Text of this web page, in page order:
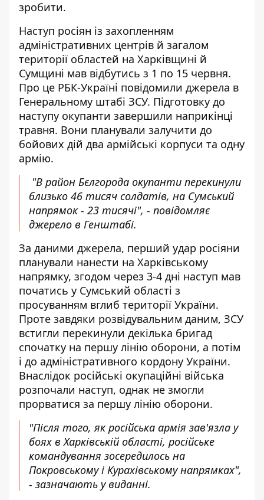
зробити.
Наступ росіян із захопленням
адміністративних центрів й загалом
території областей на Харківщині й
Сумщині мав відбутись з 1 по 15 червня.
Про це РБК-Україні повідомили джерела в
Генеральному штабі ЗСУ. Підготовку до
наступу окупанти завершили наприкінці
травня. Вони планували залучити до
бойових дій два армійські корпуси та одну
армію.
"В район Бєлгорода окупанти перекинули
близько 46 тисяч солдатів, на Сумський
напрямок - 23 тисячі", - повідомляє
джерело в Генштабі.
За даними джерела, перший удар росіяни
планували нанести на Харківському
напрямку, згодом через 3-4 дні наступ мав
початись у Сумський області з
просуванням вглиб території України.
Проте завдяки розвідувальним даним, ЗСУ
встигли перекинули декілька бригад
спочатку на першу лінію оборони, а потім
і до адміністративного кордону України.
Внаслідок російські окупаційні війська
розпочали наступ, однак не змогли
прорватися за першу лінію оборони.
"Після того, як російська армія зав'язла у
боях в Харківській області, російське
командування зосередилось на
Покровському і Курахівському напрямках",
- зазначають у виданні.